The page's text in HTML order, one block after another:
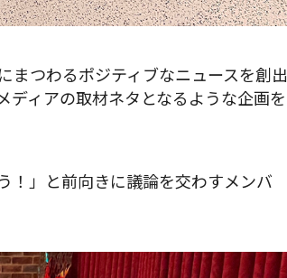
まつわるポジティブなニュースを創出
ィアの取材ネタとなるような企画を
！」と前向きに議論を交わすメンバ